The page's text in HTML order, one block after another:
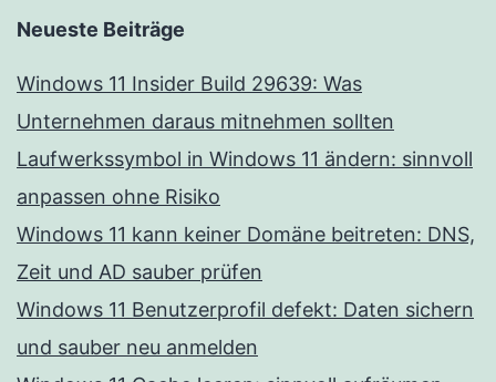
Neueste Beiträge
Windows 11 Insider Build 29639: Was
Unternehmen daraus mitnehmen sollten
Laufwerkssymbol in Windows 11 ändern: sinnvoll
anpassen ohne Risiko
Windows 11 kann keiner Domäne beitreten: DNS,
Zeit und AD sauber prüfen
Windows 11 Benutzerprofil defekt: Daten sichern
und sauber neu anmelden